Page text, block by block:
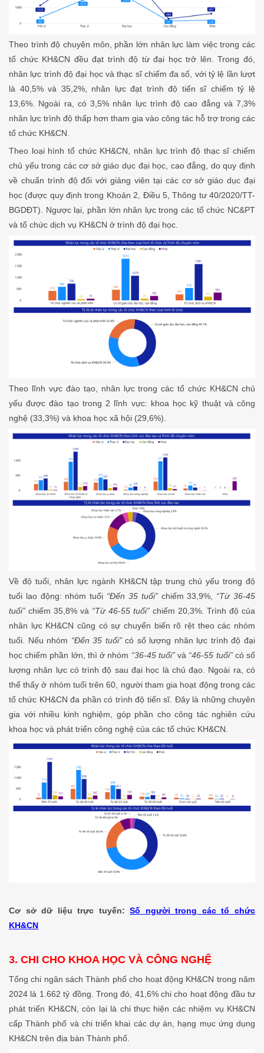
Theo trình độ chuyên môn, phần lớn nhân lực làm việc trong các
tổ chức KH&CN đều đạt trình độ từ đại học trở lên. Trong đó,
nhân lực trình độ đại học và thạc sĩ chiếm đa số, với tỷ lệ lần lượt
là 40,5% và 35,2%, nhân lực đạt trình độ tiến sĩ chiếm tỷ lệ
13,6%. Ngoài ra, có 3,5% nhân lực trình độ cao đẳng và 7,3%
nhân lực trình độ thấp hơn tham gia vào công tác hỗ trợ trong các
tổ chức KH&CN.
Theo loại hình tổ chức KH&CN, nhân lực trình độ thạc sĩ chiếm
chủ yếu trong các cơ sở giáo dục đại học, cao đẳng, do quy định
về chuẩn trình độ đối với giảng viên tại các cơ sở giáo dục đại
học (được quy định trong Khoản 2, Điều 5, Thông tư 40/2020/TT-
BGDĐT). Ngược lại, phần lớn nhân lực trong các tổ chức NC&PT
và tổ chức dịch vụ KH&CN ở trình độ đại học.
Theo lĩnh vực đào tạo, nhân lực trong các tổ chức KH&CN chủ
yếu được đào tạo trong 2 lĩnh vực: khoa học kỹ thuật và công
nghệ (33,3%) và khoa học xã hội (29,6%).
Về độ tuổi, nhân lực ngành KH&CN tập trung chủ yếu trong độ
tuổi lao động: nhóm tuổi “Đến 35 tuổi”chiếm 33,9%, “Từ 36-45
tuổi” chiếm 35,8% và “Từ 46-55 tuổi” chiếm 20,3%. Trình độ của
nhân lực KH&CN cũng có sự chuyển biến rõ rệt theo các nhóm
tuổi. Nếu nhóm “Đến 35 tuổi”có số lượng nhân lực trình độ đại
học chiếm phần lớn, thì ở nhóm “36-45 tuổi”và “46-55 tuổi”có số
lượng nhân lực có trình độ sau đại học là chủ đạo. Ngoài ra, có
thể thấy ở nhóm tuổi trên 60, người tham gia hoạt động trong các
tổ chức KH&CN đa phần có trình độ tiến sĩ. Đây là những chuyên
gia với nhiều kinh nghiệm, góp phần cho công tác nghiên cứu
khoa học và phát triển công nghệ của các tổ chức KH&CN.
Cơ sở dữ liệu trực tuyến:Số người trong các tổ chức
KH&CN
3. CHI CHO KHOA HỌC VÀ CÔNG NGHỆ
Tổng chi ngân sách Thành phố cho hoạt động KH&CN trong năm
2024 là 1.662 tỷ đồng. Trong đó, 41,6% chi cho hoạt động đầu tư
phát triển KH&CN, còn lại là chi thực hiện các nhiệm vụ KH&CN
cấp Thành phố và chi triển khai các dự án, hạng mục ứng dụng
KH&CN trên địa bàn Thành phố.